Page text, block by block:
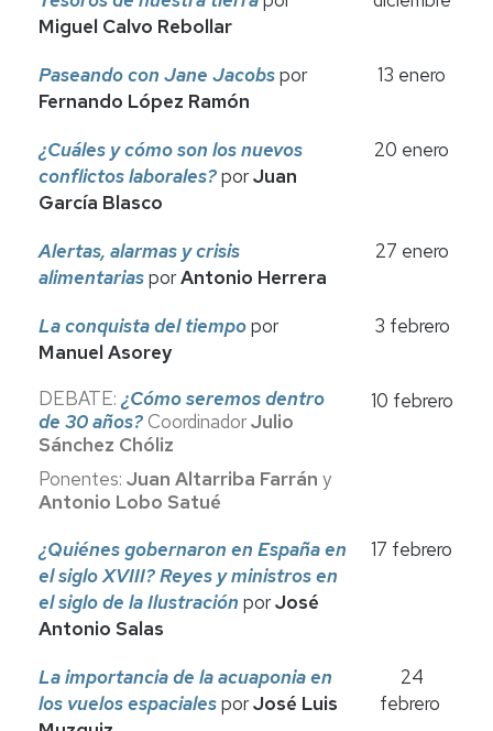
Miguel Calvo Rebollar
Paseando con Jane Jacobspor
Fernando López Ramón
13 enero
¿Cuáles y cómo son los nuevos
conflictos laborales?porJuan
García Blasco
20 enero
Alertas, alarmas y crisis
alimentariasporAntonio Herrera
27 enero
La conquista del tiempopor
Manuel Asorey
3 febrero
DEBATE: ¿Cómo seremos dentro
de 30 años?CoordinadorJulio
Sánchez Chóliz
Ponentes: Juan Altarriba Farrán y
Antonio Lobo Satué
10 febrero
¿Quiénes gobernaron en España en
el siglo XVIII? Reyes y ministros en
el siglo de la Ilustración porJosé
Antonio Salas
17 febrero
La importancia de la acuaponia en
los vuelos espacialesporJosé Luis
24
febrero